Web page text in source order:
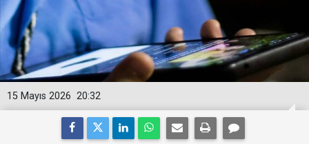
20:32
15 Mayıs 2026